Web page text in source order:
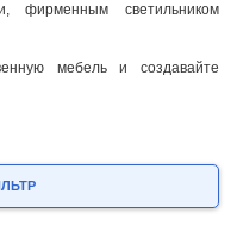
фирменным светильником
мебель и создавайте